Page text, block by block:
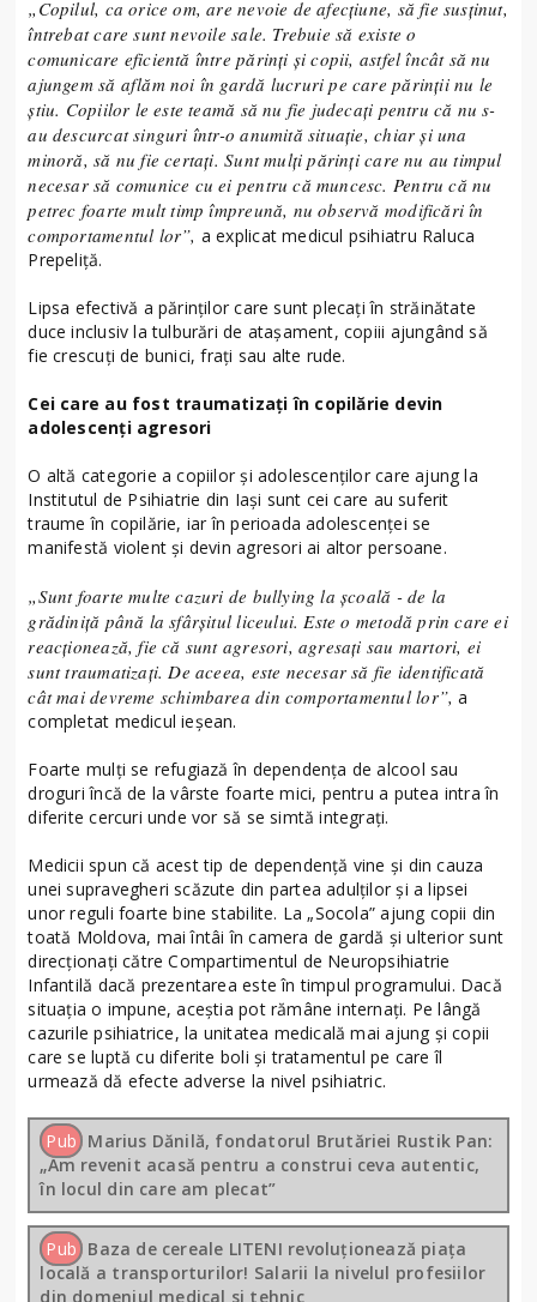
„Copilul, ca orice om, are nevoie de afecţiune, să fie susţinut,
întrebat care sunt nevoile sale. Trebuie să existe o
comunicare eficientă între părinţi şi copii, astfel încât să nu
ajungem să aflăm noi în gardă lucruri pe care părinţii nu le
ştiu. Copiilor le este teamă să nu fie judecaţi pentru că nu s-
au descurcat singuri într-o anumită situaţie, chiar şi una
minoră, să nu fie certaţi. Sunt mulţi părinţi care nu au timpul
necesar să comunice cu ei pentru că muncesc. Pentru că nu
petrec foarte mult timp împreună, nu observă modificări în
comportamentul lor”, a explicat medicul psihiatru Raluca
Prepeliţă.
Lipsa efectivă a părinţilor care sunt plecaţi în străinătate
duce inclusiv la tulburări de ataşament, copiii ajungând să
fie crescuţi de bunici, fraţi sau alte rude.
Cei care au fost traumatizați în copilărie devin
adolescenți agresori
O altă categorie a copiilor şi adolescenţilor care ajung la
Institutul de Psihiatrie din Iaşi sunt cei care au suferit
traume în copilărie, iar în perioada adolescenţei se
manifestă violent şi devin agresori ai altor persoane.
„Sunt foarte multe cazuri de bullying la şcoală - de la
grădiniţă până la sfârşitul liceului. Este o metodă prin care ei
reacţionează, fie că sunt agresori, agresaţi sau martori, ei
sunt traumatizaţi. De aceea, este necesar să fie identificată
cât mai devreme schimbarea din comportamentul lor”, a
completat medicul ieşean.
Foarte mulţi se refugiază în dependenţa de alcool sau
droguri încă de la vârste foarte mici, pentru a putea intra în
diferite cercuri unde vor să se simtă integraţi.
Medicii spun că acest tip de dependenţă vine şi din cauza
unei supravegheri scăzute din partea adulţilor şi a lipsei
unor reguli foarte bine stabilite. La „Socola” ajung copii din
toată Moldova, mai întâi în camera de gardă şi ulterior sunt
direcţionaţi către Compartimentul de Neuropsihiatrie
Infantilă dacă prezentarea este în timpul programului. Dacă
situaţia o impune, aceştia pot rămâne internaţi. Pe lângă
cazurile psihiatrice, la unitatea medicală mai ajung şi copii
care se luptă cu diferite boli şi tratamentul pe care îl
urmează dă efecte adverse la nivel psihiatric.
Pub Marius Dănilă, fondatorul Brutăriei Rustik Pan:
„Am revenit acasă pentru a construi ceva autentic,
în locul din care am plecat”
Pub Baza de cereale LITENI revoluționează piața
locală a transporturilor! Salarii la nivelul profesiilor
din domeniul medical si tehnic